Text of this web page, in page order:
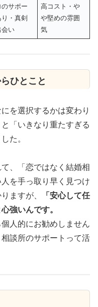
のサポー
り・真剣
会い
高コスト・や
や堅めの雰囲
気
ひとこと
を選択するかは変わり
「いきなり重たすぎる
た。
、「恋ではなく結婚相
を手っ取り早く見つけ
ますが、
「安心して任
強いんです。
人的にお勧めしません
談所のサポートって活